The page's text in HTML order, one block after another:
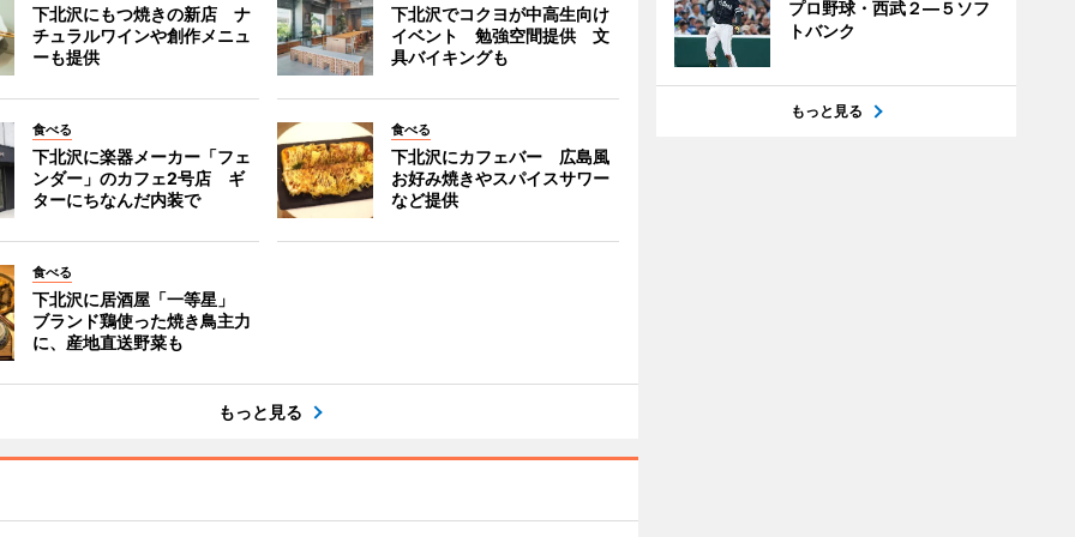
下北沢にもつ焼きの新店 ナ
チュラルワインや創作メニュ
ーも提供
下北沢でコクヨが中高生向け
イベント 勉強空間提供 文
具バイキングも
食べる
下北沢に楽器メーカー「フェ
ンダー」のカフェ2号店 ギ
ターにちなんだ内装で
食べる
下北沢にカフェバー 広島風
お好み焼きやスパイスサワー
など提供
食べる
下北沢に居酒屋「一等星」
ブランド鶏使った焼き鳥主力
に、産地直送野菜も
もっと見る
プロ野球・西武２―５ソフ
トバンク
もっと見る